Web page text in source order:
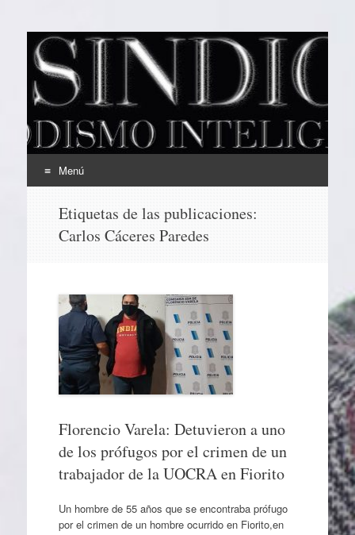
EL SINDICAL
Periodismo Inteligente
Menú
contenido
Etiquetas de las publicaciones:
Carlos Cáceres Paredes
Florencio Varela: Detuvieron a uno
de los prófugos por el crimen de un
trabajador de la UOCRA en Fiorito
Un hombre de 55 años que se encontraba prófugo
por el crimen de un hombre ocurrido en Fiorito,en